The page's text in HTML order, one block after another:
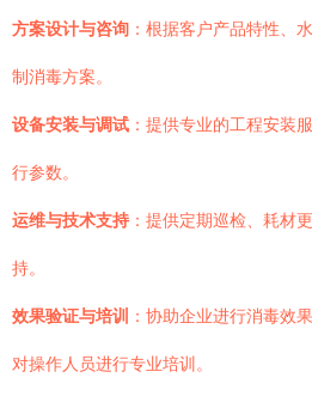
方案设计与咨询 ：根据客户产品特性、
制消毒方案。
设备安装与调试 ：提供专业的工程安装
行参数。
运维与技术支持 ：提供定期巡检、耗材
持。
效果验证与培训 ：协助企业进行消毒效
对操作人员进行专业培训。